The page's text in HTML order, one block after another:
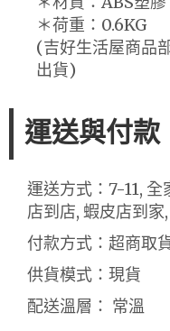
＊荷重：0.6KG
(吉好生活屋商品
出貨)
運送與付款
運送方式：7-11, 全
店到店, 蝦皮店到
付款方式：超商取
供貨模式：現貨
配送溫層： 常溫